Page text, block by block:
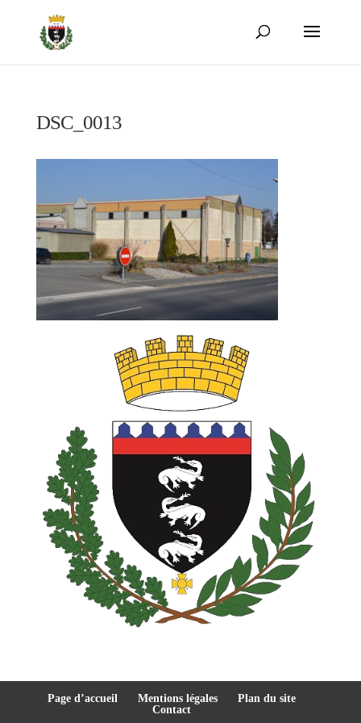
DSC_0013
Page d’accueil Mentions légales
Plan du site
Contact